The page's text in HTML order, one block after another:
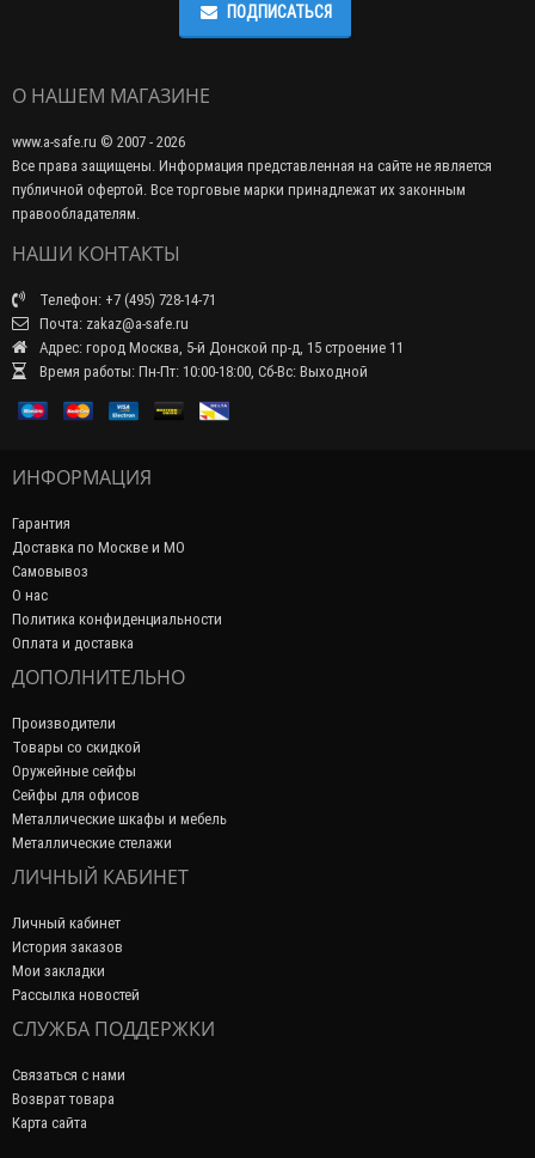
ПОДПИСАТЬСЯ
О НАШЕМ МАГАЗИНЕ
www.a-safe.ru © 2007 - 2026
Все права защищены. Информация представленная на сайте не является
публичной офертой. Все торговые марки принадлежат их законным
правообладателям.
НАШИ КОНТАКТЫ
Телефон: +7 (495) 728-14-71
Почта: zakaz@a-safe.ru
Адрес: город Москва, 5-й Донской пр-д, 15 строение 11
Время работы: Пн-Пт: 10:00-18:00, Сб-Вс: Выходной
ИНФОРМАЦИЯ
Гарантия
Доставка по Москве и МО
Самовывоз
О нас
Политика конфиденциальности
Оплата и доставка
ДОПОЛНИТЕЛЬНО
Производители
Товары со скидкой
Оружейные сейфы
Сейфы для офисов
Металлические шкафы и мебель
Металлические стелажи
ЛИЧНЫЙ КАБИНЕТ
Личный кабинет
История заказов
Мои закладки
Рассылка новостей
СЛУЖБА ПОДДЕРЖКИ
Связаться с нами
Возврат товара
Карта сайта